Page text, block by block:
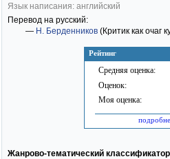
Рейтинг
Средняя оценка:
Оценок:
Моя оценка:
Язык написания: английский
Перевод на русский:
— Н. Берденников (Критик как очаг
Жанрово-тематический